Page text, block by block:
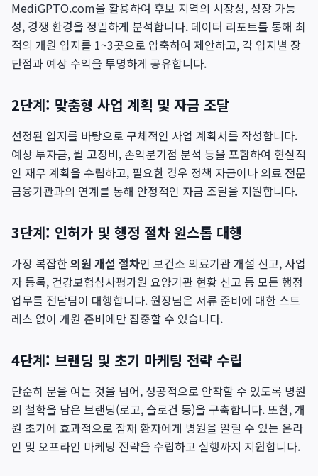
MediGPTO.com을 활용하여 후보 지역의 시장성, 성장 가능
성, 경쟁 환경을 정밀하게 분석합니다. 데이터 리포트를 통해 최
적의 개원 입지를 1~3곳으로 압축하여 제안하고, 각 입지별 장
단점과 예상 수익을 투명하게 공유합니다.
2단계: 맞춤형 사업 계획 및 자금 조달
선정된 입지를 바탕으로 구체적인 사업 계획서를 작성합니다.
예상 투자금, 월 고정비, 손익분기점 분석 등을 포함하여 현실적
인 재무 계획을 수립하고, 필요한 경우 정책 자금이나 의료 전문
금융기관과의 연계를 통해 안정적인 자금 조달을 지원합니다.
3단계: 인허가 및 행정 절차 원스톱 대행
가장 복잡한의원 개설 절차인 보건소 의료기관 개설 신고, 사업
자 등록, 건강보험심사평가원 요양기관 현황 신고 등 모든 행정
업무를 전담팀이 대행합니다. 원장님은 서류 준비에 대한 스트
레스 없이 개원 준비에만 집중할 수 있습니다.
4단계: 브랜딩 및 초기 마케팅 전략 수립
단순히 문을 여는 것을 넘어, 성공적으로 안착할 수 있도록 병원
의 철학을 담은 브랜딩(로고, 슬로건 등)을 구축합니다. 또한, 개
원 초기에 효과적으로 잠재 환자에게 병원을 알릴 수 있는 온라
인 및 오프라인 마케팅 전략을 수립하고 실행까지 지원합니다.